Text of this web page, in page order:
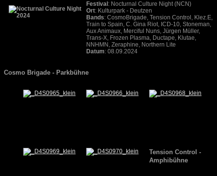
Festival : Nocturnal Culture Night (NCN)
Ort: Kulturpark - Deutzen
Bands: CosmoBrigade, Tension Control, Klez.E,
Train to Spain, C. Gina Riot, ICD-10, Stoneman,
Aux Animaux, Merciful Nuns, Jürgen Müller,
Trans-X, Frozen Plasma, Ductape, Klutae,
NNHMN, Zeraphine, Northern Lite
Datum: 08.09.2024
Cosmo Brigade - Parkbühne
Tension Control -
Amphibühne